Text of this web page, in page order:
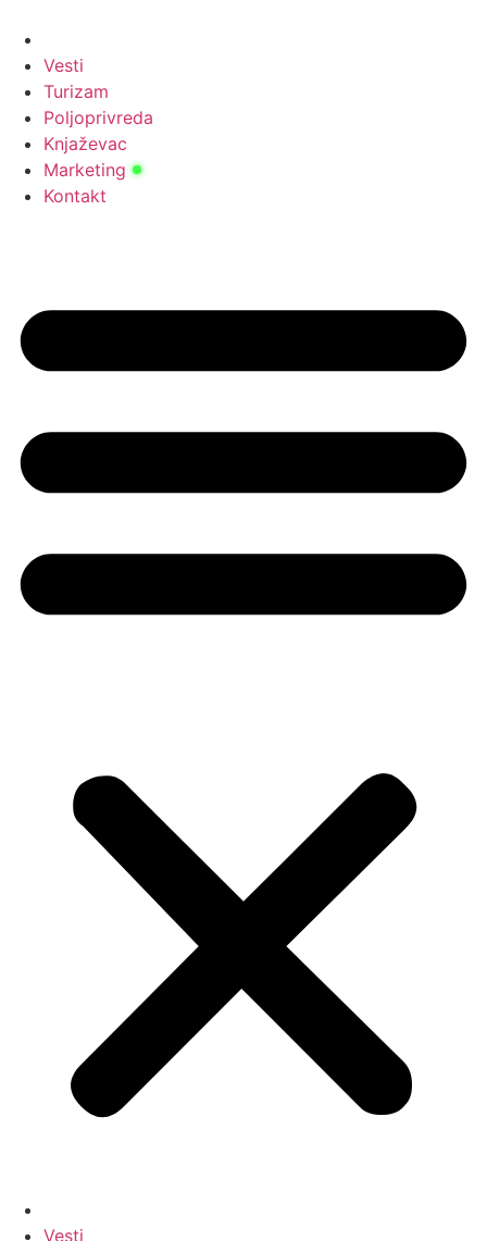
садржај
Vesti
Turizam
Poljoprivreda
Knjaževac
Marketing
Kontakt
Vesti